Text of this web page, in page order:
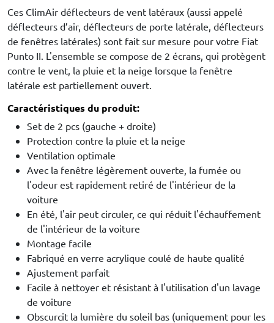
Ces ClimAir déflecteurs de vent latéraux (aussi appelé
déflecteurs d’air, déflecteurs de porte latérale, déflecteurs
de fenêtres latérales) sont fait sur mesure pour votre Fiat
Punto II. L'ensemble se compose de 2 écrans, qui protègent
contre le vent, la pluie et la neige lorsque la fenêtre
latérale est partiellement ouvert.
Caractéristiques du produit:
Set de 2 pcs (gauche + droite)
Protection contre la pluie et la neige
Ventilation optimale
Avec la fenêtre légèrement ouverte, la fumée ou
l'odeur est rapidement retiré de l'intérieur de la
voiture
En été, l'air peut circuler, ce qui réduit l'échauffement
de l'intérieur de la voiture
Montage facile
Fabriqué en verre acrylique coulé de haute qualité
Ajustement parfait
Facile à nettoyer et résistant à l'utilisation d'un lavage
de voiture
Obscurcit la lumière du soleil bas (uniquement pour les